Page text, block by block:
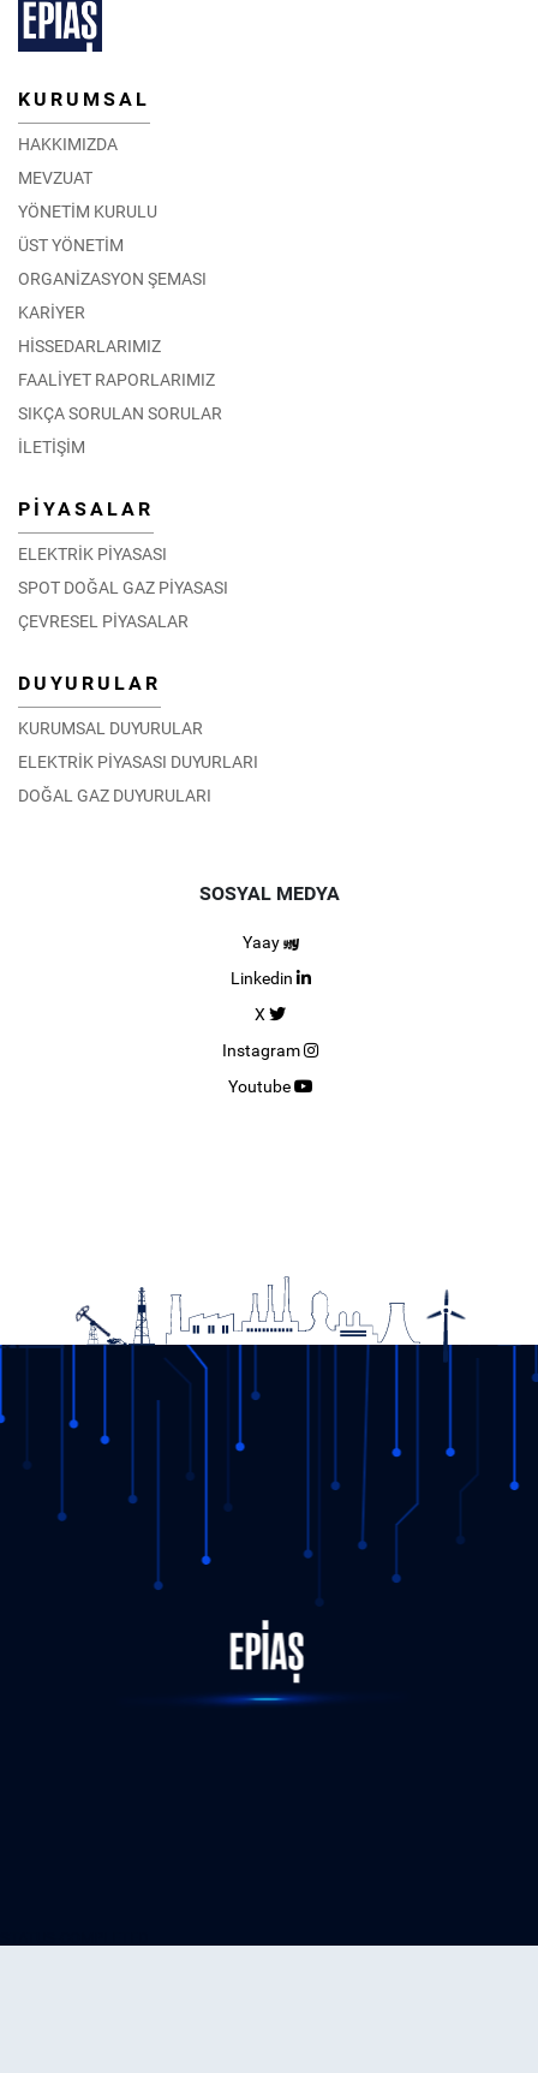
KURUMSAL
HAKKIMIZDA
MEVZUAT
YÖNETİM KURULU
ÜST YÖNETİM
ORGANİZASYON ŞEMASI
KARİYER
HİSSEDARLARIMIZ
FAALİYET RAPORLARIMIZ
SIKÇA SORULAN SORULAR
İLETİŞİM
PİYASALAR
ELEKTRİK PİYASASI
SPOT DOĞAL GAZ PİYASASI
ÇEVRESEL PİYASALAR
DUYURULAR
KURUMSAL DUYURULAR
ELEKTRİK PİYASASI DUYURLARI
DOĞAL GAZ DUYURULARI
SOSYAL MEDYA
Yaay
Linkedin
X
Instagram
Youtube